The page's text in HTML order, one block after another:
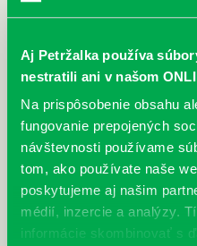
Aj Petržalka používa
nestratili ani v našom
Na prispôsobenie obsahu
fungovanie prepojených
návštevnosti používame
tom, ako používate naše
poskytujeme aj našim
médií, inzercie a analýzy.
informácie skombinovať s
Výdajný knižný
Každý deň
Výdajný box na knihy
vchode do Petržalskej
je užívateľsky veľmi
Kubo Club už
knižnici
Každý deň |Furdekova 1,